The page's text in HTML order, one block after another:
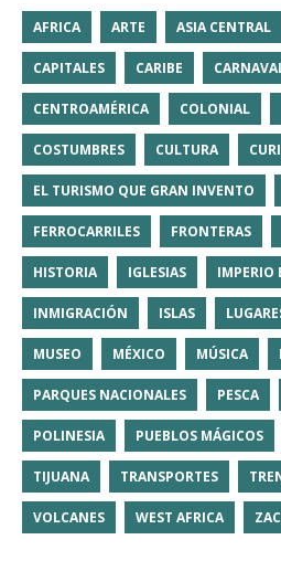
AFRICA ARTE ASIA CENTRAL
CAPITALES CARIBE
CENTROAMÉRICA COLONIAL
COSTUMBRES CULTURA
EL TURISMO QUE GRAN INVENTO
FERROCARRILES FRONTERAS
HISTORIA IGLESIAS IMPERIO
INMIGRACIÓN ISLAS
MUSEO MÉXICO MÚSICA
PARQUES NACIONALES PESCA
POLINESIA PUEBLOS MÁGICOS
TIJUANA TRANSPORTES
VOLCANES WEST AFRICA